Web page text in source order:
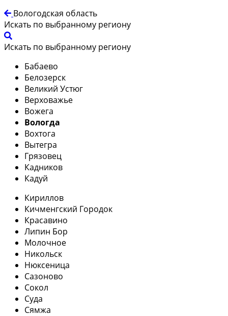
Вологодская область
Искать по выбранному региону
Искать по выбранному региону
Бабаево
Белозерск
Великий Устюг
Верховажье
Вожега
Вологда
Вохтога
Вытегра
Грязовец
Кадников
Кадуй
Кириллов
Кичменгский Городок
Красавино
Липин Бор
Молочное
Никольск
Нюксеница
Сазоново
Сокол
Суда
Сямжа